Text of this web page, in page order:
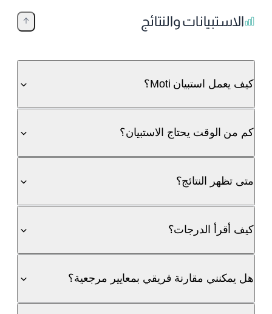
الاستبيانات والنتائج
كيف يعمل استبيان Moti؟
كم من الوقت يحتاج الاستبيان؟
متى تظهر النتائج؟
كيف أقرأ الدرجات؟
هل يمكنني مقارنة فريقي بمعايير مرجعية؟